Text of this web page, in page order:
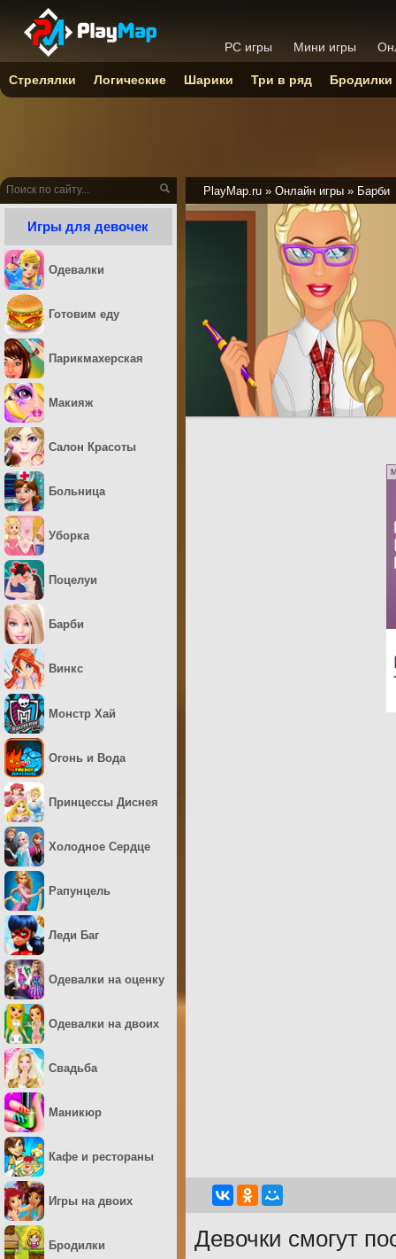
PlayMap.ru » Онлайн игры » Барби
Девочки смогут
Игры для девочек
Одевалки
Готовим еду
Парикмахерская
Макияж
Салон Красоты
Больница
Уборка
Поцелуи
Барби
Винкс
Монстр Хай
Огонь и Вода
Принцессы Диснея
Холодное Сердце
Рапунцель
Леди Баг
Одевалки на оценку
Одевалки на двоих
Свадьба
Маникюр
Кафе и рестораны
Игры на двоих
Бродилки
PC игры Мини игры
Стрелялки Логические Шарики Три в ряд Бродилки